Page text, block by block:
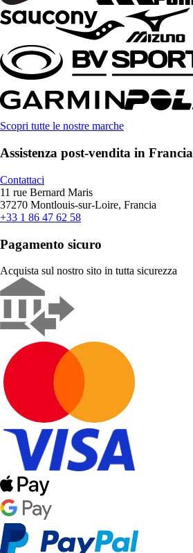
Scopri tutte le nostre marche
Assistenza post-vendita in Francia
Contattaci
11 rue Bernard Maris
37270 Montlouis-sur-Loire, Francia
+33 1 86 47 62 58
Pagamento sicuro
Acquista sul nostro sito in tutta sicurezza